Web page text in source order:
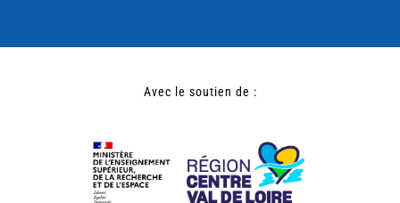
Avec le soutien de :